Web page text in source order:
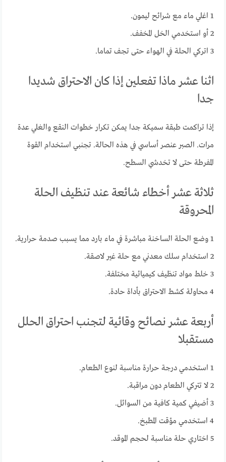
1 اغلي ماء مع شرائح ليمون.
2 أو استخدمي الخل المخفف.
3 اتركي الحلة في الهواء حتى تجف تماما.
اثنا عشر ماذا تفعلين إذا كان الاحتراق شديدا
جدا
إذا تراكمت طبقة سميكة جدا يمكن تكرار خطوات النقع والغلي عدة
مرات. الصبر عنصر أساسي في هذه الحالة. تجنبي استخدام القوة
المفرطة حتى لا تخدشي السطح.
ثلاثة عشر أخطاء شائعة عند تنظيف الحلة
المحروقة
1 وضع الحلة الساخنة مباشرة في ماء بارد مما يسبب صدمة حرارية.
2 استخدام سلك معدني مع حلة غير لاصقة.
3 خلط مواد تنظيف كيميائية مختلفة.
4 محاولة كشط الاحتراق بأداة حادة.
أربعة عشر نصائح وقائية لتجنب احتراق الحلل
مستقبلا
1 استخدمي درجة حرارة مناسبة لنوع الطعام.
2 لا تتركي الطعام دون مراقبة.
3 أضيفي كمية كافية من السوائل.
4 استخدمي مؤقت المطبخ.
5 اختاري حلة مناسبة لحجم الموقد.